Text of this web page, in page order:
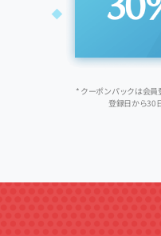
* クーポンパックは会員
登録日から30